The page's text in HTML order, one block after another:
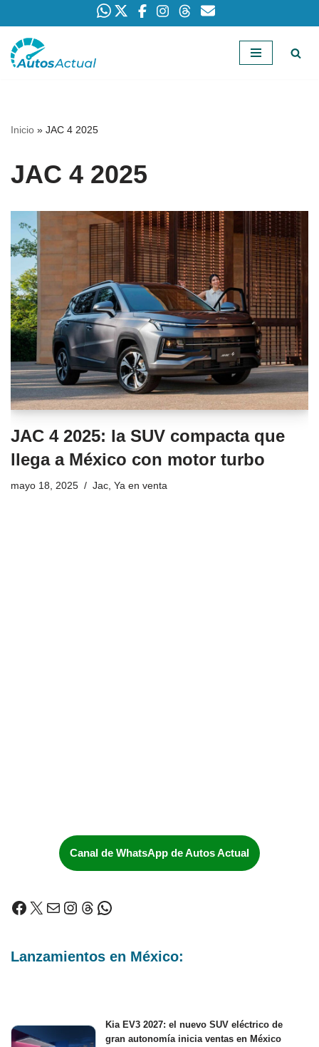
Saltar
Inicio » JAC 4 2025
JAC 4 2025
JAC 4 2025: la SUV compacta que
llega a México con motor turbo
mayo 18, 2025 Jac Ya en venta
Canal de WhatsApp de Autos Actual
Lanzamientos en México:
Kia EV3 2027: el nuevo SUV eléctrico de
gran autonomía inicia ventas en México